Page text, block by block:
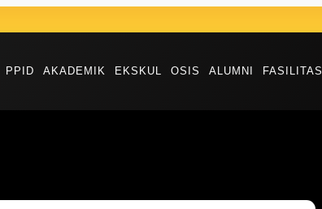
PPID AKADEMIK EKSKUL OSIS ALUMNI FASILITAS